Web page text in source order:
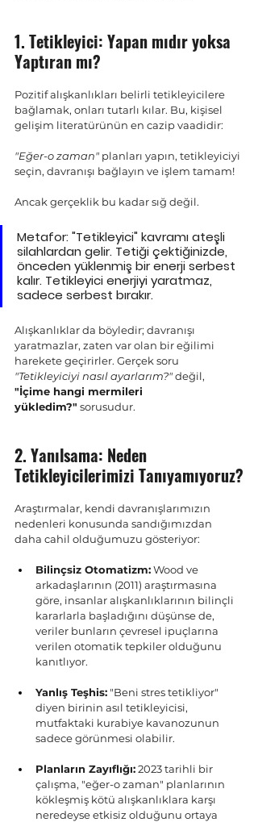
1. Tetikleyici: Yapan mıdır yoksa
Yaptıran mı?
Pozitif alışkanlıkları belirli tetikleyicilere
bağlamak, onları tutarlı kılar. Bu, kişisel
gelişim literatürünün en cazip vaadidir:
"Eğer-o zaman" planları yapın, tetikleyiciyi
seçin, davranışı bağlayın ve işlem tamam!
Ancak gerçeklik bu kadar sığ değil.
Metafor: "Tetikleyici" kavramı ateşli
silahlardan gelir. Tetiği çektiğinizde,
önceden yüklenmiş bir enerji serbest
kalır. Tetikleyici enerjiyi yaratmaz,
sadece serbest bırakır.
Alışkanlıklar da böyledir; davranışı
yaratmazlar, zaten var olan bir eğilimi
harekete geçirirler. Gerçek soru
"Tetikleyiciyi nasıl ayarlarım?" değil,
"İçime hangi mermileri
yükledim?" sorusudur.
2. Yanılsama: Neden
Tetikleyicilerimizi Tanıyamıyoruz?
Araştırmalar, kendi davranışlarımızın
nedenleri konusunda sandığımızdan
daha cahil olduğumuzu gösteriyor:
Bilinçsiz Otomatizm: Wood ve
arkadaşlarının (2011) araştırmasına
göre, insanlar alışkanlıklarının bilinçli
kararlarla başladığını düşünse de,
veriler bunların çevresel ipuçlarına
verilen otomatik tepkiler olduğunu
kanıtlıyor.
Yanlış Teşhis: "Beni stres tetikliyor"
diyen birinin asıl tetikleyicisi,
mutfaktaki kurabiye kavanozunun
sadece görünmesi olabilir.
Planların Zayıflığı: 2023 tarihli bir
çalışma, "eğer-o zaman" planlarının
kökleşmiş kötü alışkanlıklara karşı
neredeyse etkisiz olduğunu ortaya